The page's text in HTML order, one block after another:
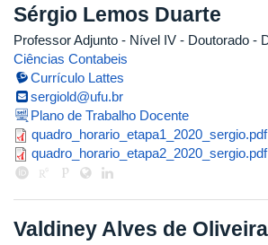
Sérgio Lemos Duarte
Professor Adjunto - Nível IV - Doutorado -
Ciências Contabeis
Currículo Lattes
sergiold@ufu.br
Plano de Trabalho Docente
quadro_horario_etapa1_2020_sergio.pdf
quadro_horario_etapa2_2020_sergio.pdf
Valdiney Alves de Oliveira